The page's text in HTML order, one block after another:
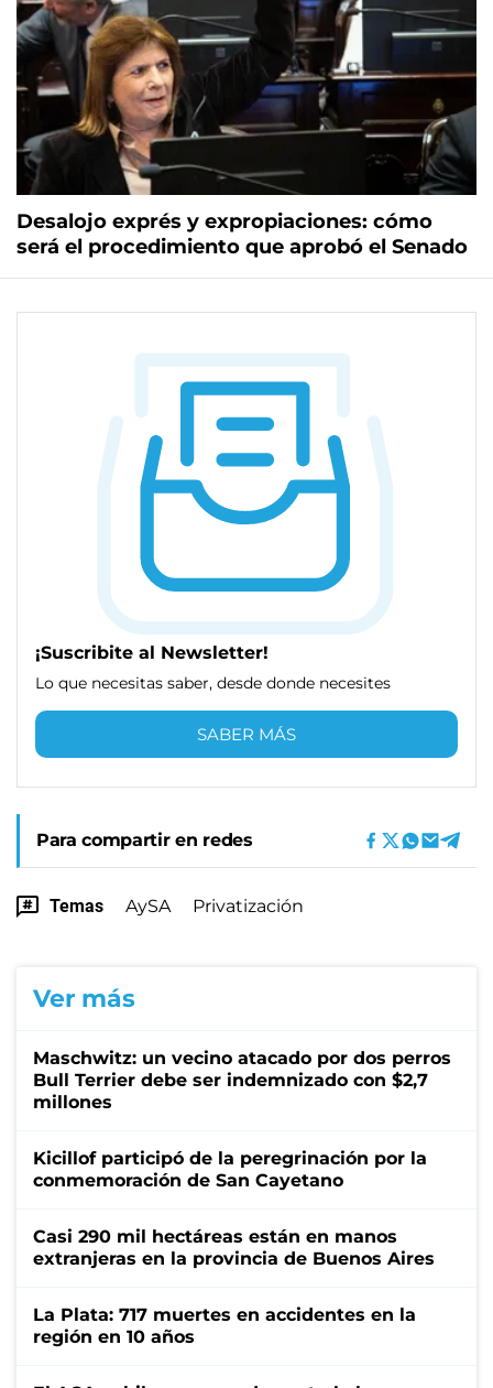
Desalojo exprés y expropiaciones: cómo
será el procedimiento que aprobó el Senado
¡Suscribite al Newsletter!
Lo que necesitas saber, desde donde necesites
SABER MÁS
Para compartir en redes
Temas AySA Privatización
Ver más
Maschwitz: un vecino atacado por dos perros
Bull Terrier debe ser indemnizado con $2,7
millones
Kicillof participó de la peregrinación por la
conmemoración de San Cayetano
Casi 290 mil hectáreas están en manos
extranjeras en la provincia de Buenos Aires
La Plata: 717 muertes en accidentes en la
región en 10 años